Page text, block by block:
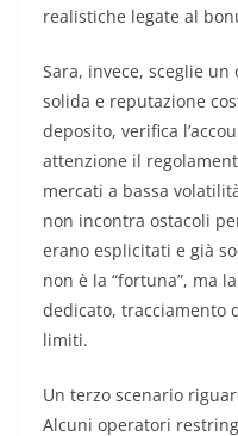
realistiche legate al
Sara, invece, sceglie
solida e reputazione
deposito, verifica
attenzione il
mercati a bassa
non incontra ostacoli
erano esplicitati e già
non è la “fortuna”, ma
dedicato, tracciamento
limiti.
Un terzo scenario
Alcuni operatori